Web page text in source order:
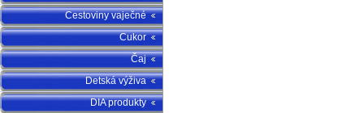
Cestoviny vaječné
Cukor
Čaj
Detská výživa
DIA produkty